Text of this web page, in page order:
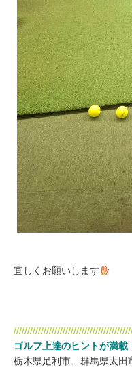
宜しくお願いします
ゴルフ上達のヒントが満載
栃木県足利市、群馬県太田